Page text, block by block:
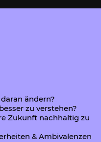
ändern?
zu verstehen?
Zukunft nachhaltig zu
& Ambivalenzen